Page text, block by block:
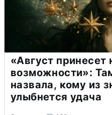
«Август принесет
возможности»:
назвала, кому из
улыбнется удача